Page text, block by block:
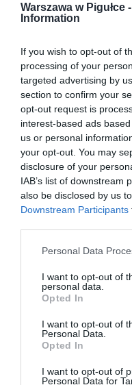
Warszawa w Pigułce -
Information
If you wish to opt-out of
processing of your
targeted advertising by
section to confirm your
opt-out request is
interest-based ads
us or personal
your opt-out. You may
disclosure of your
IAB’s list of downstream
also be disclosed by us
Downstream Participants
Personal Data
I want to opt-out of
personal data.
Opted In
I want to opt-out of
Personal Data.
Opted In
I want to opt-out of
Personal Data for